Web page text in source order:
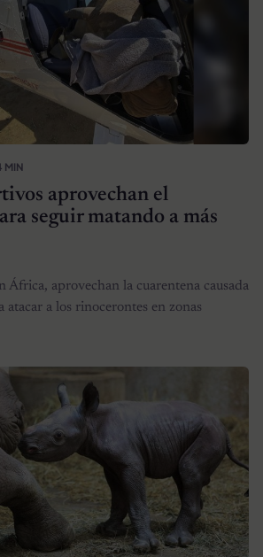
MIN
aprovechan el
seguir matando a más
África, aprovechan la cuarentena causada
atacar a los rinocerontes en zonas